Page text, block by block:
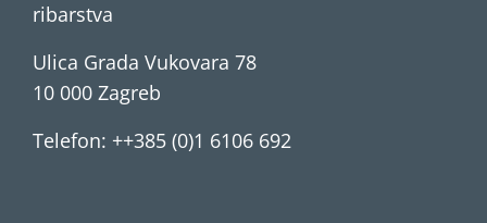
ribarstva
Ulica Grada Vukovara 78
10 000 Zagreb
Telefon: ++385 (0)1 6106 692